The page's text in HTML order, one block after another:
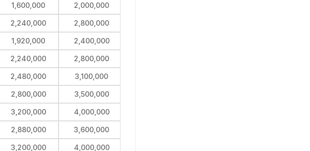
1,600,000 2,000,000
2,240,000 2,800,000
1,920,000 2,400,000
2,240,000 2,800,000
2,480,000 3,100,000
2,800,000 3,500,000
3,200,000 4,000,000
2,880,000 3,600,000
3,200,000 4,000,000